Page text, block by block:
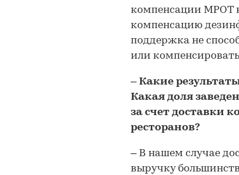
компенсации МРОТ
компенсацию
поддержка не
или
– Какие
Какая доля
за счет доставки
ресторанов?
– В нашем случае
выручку